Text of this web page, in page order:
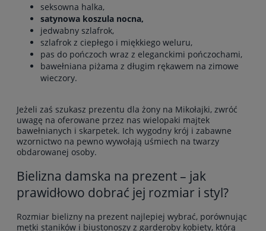
seksowna halka,
satynowa koszula nocna,
jedwabny szlafrok,
szlafrok z ciepłego i miękkiego weluru,
pas do pończoch wraz z eleganckimi pończochami,
bawełniana piżama z długim rękawem na zimowe
wieczory.
Jeżeli zaś szukasz prezentu dla żony na Mikołajki, zwróć
uwagę na oferowane przez nas wielopaki majtek
bawełnianych i skarpetek. Ich wygodny krój i zabawne
wzornictwo na pewno wywołają uśmiech na twarzy
obdarowanej osoby.
Bielizna damska na prezent – jak
prawidłowo dobrać jej rozmiar i styl?
Rozmiar bielizny na prezent najlepiej wybrać, porównując
metki staników i biustonoszy z garderoby kobiety, którą